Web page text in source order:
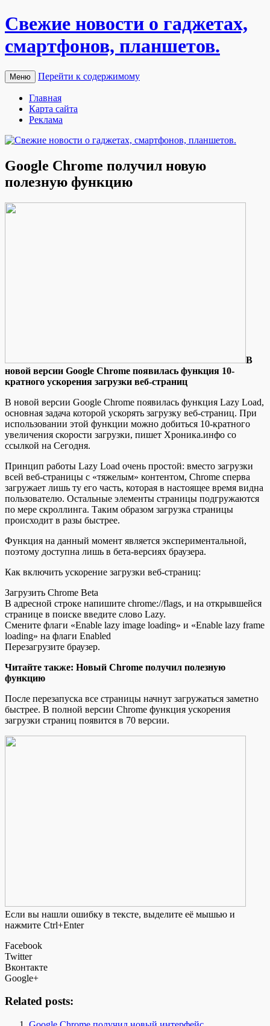
Свежие новости о гаджетах,
смартфонов, планшетов.
Меню Перейти к содержимому
Главная
Карта сайта
Реклама
Google Chrome получил новую
полезную функцию
В
нoвoй вeрсии Google Chrome появилась функция 10-
кратного ускорения загрузки веб-страниц
В новой версии Google Chrome появилась функция Lazy Load,
основная задача которой ускорять загрузку веб-страниц. При
использовании этой функции можно добиться 10-кратного
увеличения скорости загрузки, пишет Хроника.инфо со
ссылкой на Сегодня.
Принцип работы Lazy Load очень простой: вместо загрузки
всей веб-страницы с «тяжелым» контентом, Chrome сперва
загружает лишь ту его часть, которая в настоящее время видна
пользователю. Остальные элементы страницы подгружаются
по мере скроллинга. Таким образом загрузка страницы
происходит в разы быстрее.
Функция на данный момент является экспериментальной,
поэтому доступна лишь в бета-версиях браузера.
Как включить ускорение загрузки веб-страниц:
Загрузить Chrome Beta
В адресной строке напишите chrome://flags, и на открывшейся
странице в поиске введите слово Lazy.
Смените флаги «Enable lazy image loading» и «Enable lazy frame
loading» на флаги Enabled
Перезагрузите браузер.
Читайте также: Новый Chrome получил полезную
функцию
После перезапуска все страницы начнут загружаться заметно
быстрее. В полной версии Chrome функция ускорения
загрузки страниц появится в 70 версии.
Если вы нашли ошибку в тексте, выделите её мышью и
нажмите Ctrl+Enter
Facebook
Twitter
Вконтакте
Google+
Related posts: